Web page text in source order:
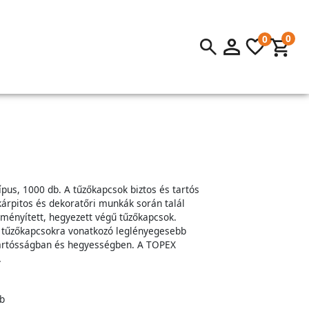
0 0
1000 db. A tűzőkapcsok biztos és tartós
és dekoratőri munkák során talál
hegyezett végű tűzőkapcsok.
vonatkozó leglényegesebb
és hegyességben. A TOPEX